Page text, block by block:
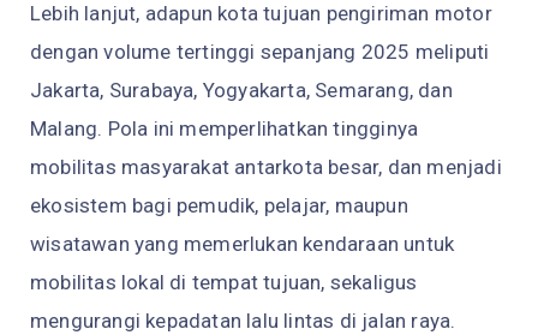
Lebih lanjut, adapun kota tujuan pengiriman motor
dengan volume tertinggi sepanjang 2025 meliputi
Jakarta, Surabaya, Yogyakarta, Semarang, dan
Malang. Pola ini memperlihatkan tingginya
mobilitas masyarakat antarkota besar, dan menjadi
ekosistem bagi pemudik, pelajar, maupun
wisatawan yang memerlukan kendaraan untuk
mobilitas lokal di tempat tujuan, sekaligus
mengurangi kepadatan lalu lintas di jalan raya.